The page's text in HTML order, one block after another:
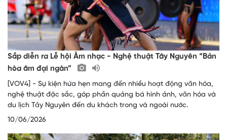
Sắp diễn ra Lễ hội Âm nhạc - Nghệ thuật Tây Nguyên “Bản
hòa âm đại ngàn”
[VOV4] - Sự kiện hứa hẹn mang đến nhiều hoạt động văn hóa,
nghệ thuật đặc sắc, góp phần quảng bá hình ảnh, văn hóa và
du lịch Tây Nguyên đến du khách trong và ngoài nước.
10/06/2026